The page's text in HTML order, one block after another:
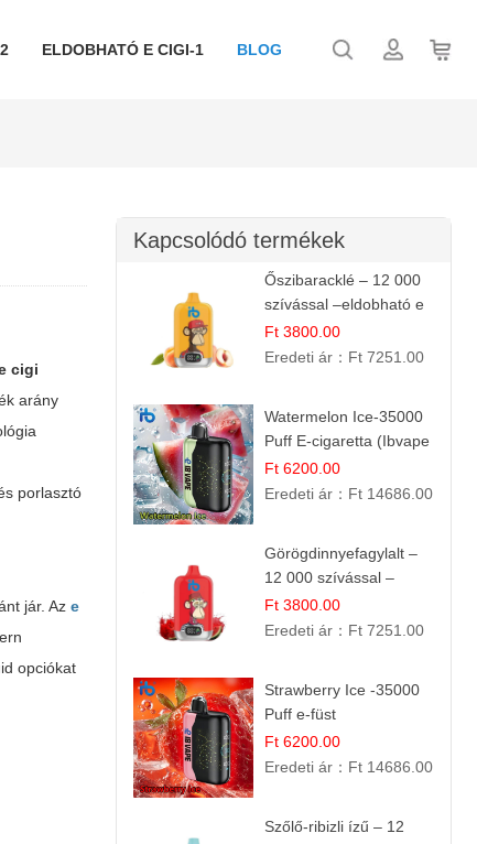
ELDOBHATÓ E CIGI-1 BLOG
cigi
arány
porlasztó
jár. Aze
opciókat
Kapcsolódó termékek
Őszibaracklé – 12 000
szívással –eldobható e
cigi
Ft 3800.00
Eredeti ár： Ft 7251.00
Watermelon Ice-35000
Puff E-cigaretta (Ibvape
Bar)
Ft 6200.00
Eredeti ár： Ft 14686.00
Görögdinnyefagylalt –
12 000 szívással –
eldobható elektromos
cigi
Ft 3800.00
Eredeti ár： Ft 7251.00
Strawberry Ice -35000
Puff e-füst
Ft 6200.00
Eredeti ár： Ft 14686.00
Szőlő-ribizli ízű – 12